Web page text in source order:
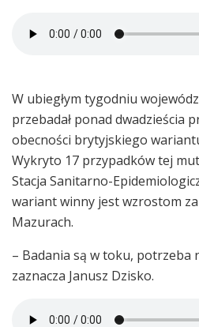
W ubiegłym tygodniu
przebadał ponad dwadzieścia
obecności brytyjskiego
Wykryto 17 przypadków tej
Stacja Sanitarno-
wariant winny jest wzrostom
Mazurach.
– Badania są w toku, potrzeba
zaznacza Janusz Dzisko.